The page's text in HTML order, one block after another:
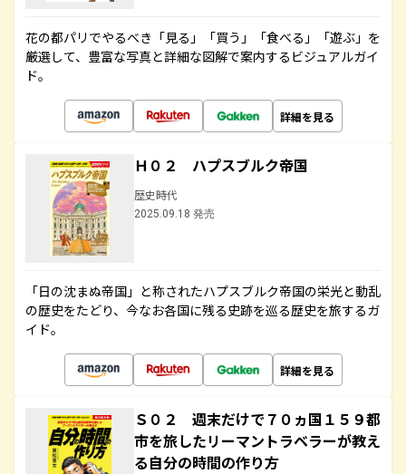
花の都パリでやるべき「見る」「買う」「食べる」「遊ぶ」を
厳選して、豊富な写真と詳細な図解で案内するビジュアルガイ
ド。
詳細を見る
Ｈ０２ ハプスブルク帝国
歴史時代
2025.09.18 発売
「日の沈まぬ帝国」と称されたハプスブルク帝国の栄光と動乱
の歴史をたどり、今なお各国に残る史跡を巡る歴史を旅するガ
イド。
詳細を見る
Ｓ０２ 週末だけで７０ヵ国１５９都
市を旅したリーマントラベラーが教え
る自分の時間の作り方